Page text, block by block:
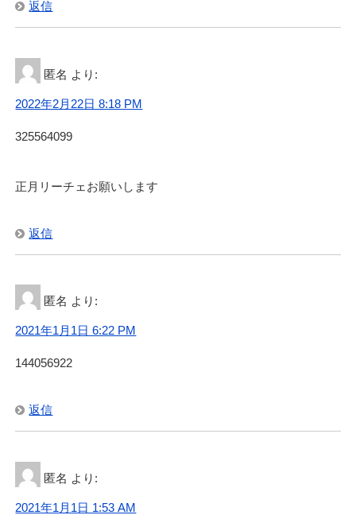
返信
匿名 より:
2022年2月22日 8:18 PM
325564099
正月リーチェお願いします
返信
匿名 より:
2021年1月1日 6:22 PM
144056922
返信
匿名 より:
2021年1月1日 1:53 AM